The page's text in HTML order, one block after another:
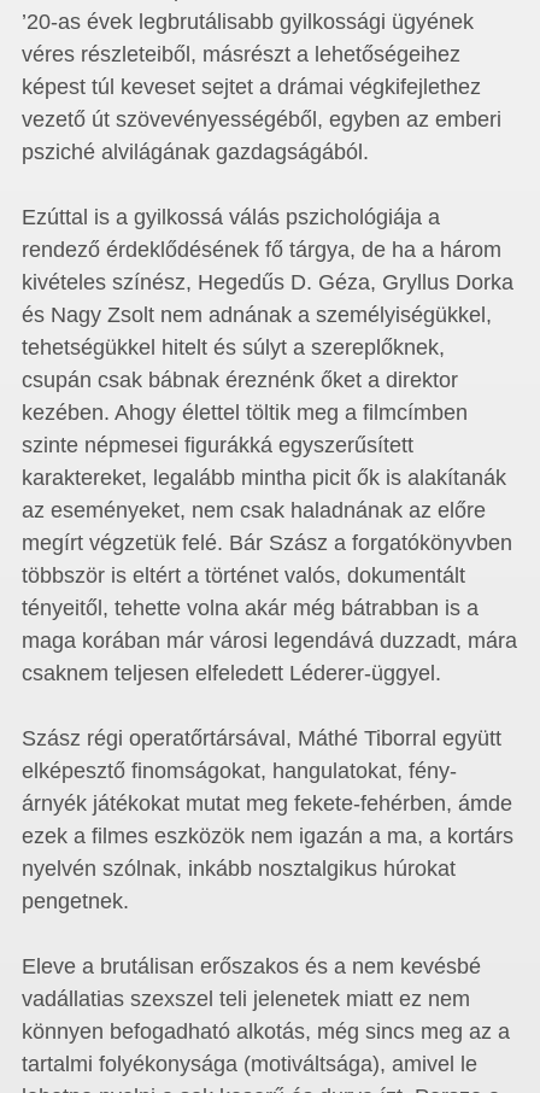
’20-as évek legbrutálisabb gyilkossági ügyének
véres részleteiből, másrészt a lehetőségeihez
képest túl keveset sejtet a drámai végkifejlethez
vezető út szövevényességéből, egyben az emberi
psziché alvilágának gazdagságából.
Ezúttal is a gyilkossá válás pszichológiája a
rendező érdeklődésének fő tárgya, de ha a három
kivételes színész, Hegedűs D. Géza, Gryllus Dorka
és Nagy Zsolt nem adnának a személyiségükkel,
tehetségükkel hitelt és súlyt a szereplőknek,
csupán csak bábnak éreznénk őket a direktor
kezében. Ahogy élettel töltik meg a filmcímben
szinte népmesei figurákká egyszerűsített
karaktereket, legalább mintha picit ők is alakítanák
az eseményeket, nem csak haladnának az előre
megírt végzetük felé. Bár Szász a forgatókönyvben
többször is eltért a történet valós, dokumentált
tényeitől, tehette volna akár még bátrabban is a
maga korában már városi legendává duzzadt, mára
csaknem teljesen elfeledett Léderer-üggyel.
Szász régi operatőrtársával, Máthé Tiborral együtt
elképesztő finomságokat, hangulatokat, fény-
árnyék játékokat mutat meg fekete-fehérben, ámde
ezek a filmes eszközök nem igazán a ma, a kortárs
nyelvén szólnak, inkább nosztalgikus húrokat
pengetnek.
Eleve a brutálisan erőszakos és a nem kevésbé
vadállatias szexszel teli jelenetek miatt ez nem
könnyen befogadható alkotás, még sincs meg az a
tartalmi folyékonysága (motiváltsága), amivel le